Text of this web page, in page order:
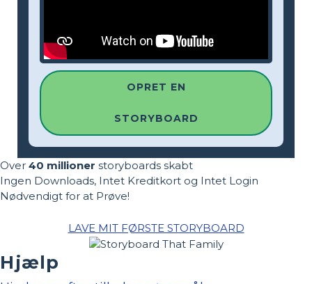
OPRET EN
STORYBOARD
Over 40 millioner storyboards skabt
Ingen Downloads, Intet Kreditkort og Intet Login
Nødvendigt for at Prøve!
LAVE MIT FØRSTE STORYBOARD
Hjælp